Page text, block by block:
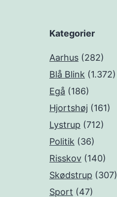
Kategorier
Aarhus (282)
Blå Blink (1.372)
Egå (186)
Hjortshøj (161)
Lystrup (712)
Politik (36)
Risskov (140)
Skødstrup (307)
Sport (47)